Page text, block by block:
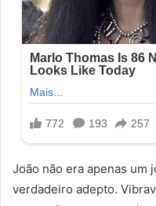
João não era apenas um
verdadeiro adepto.